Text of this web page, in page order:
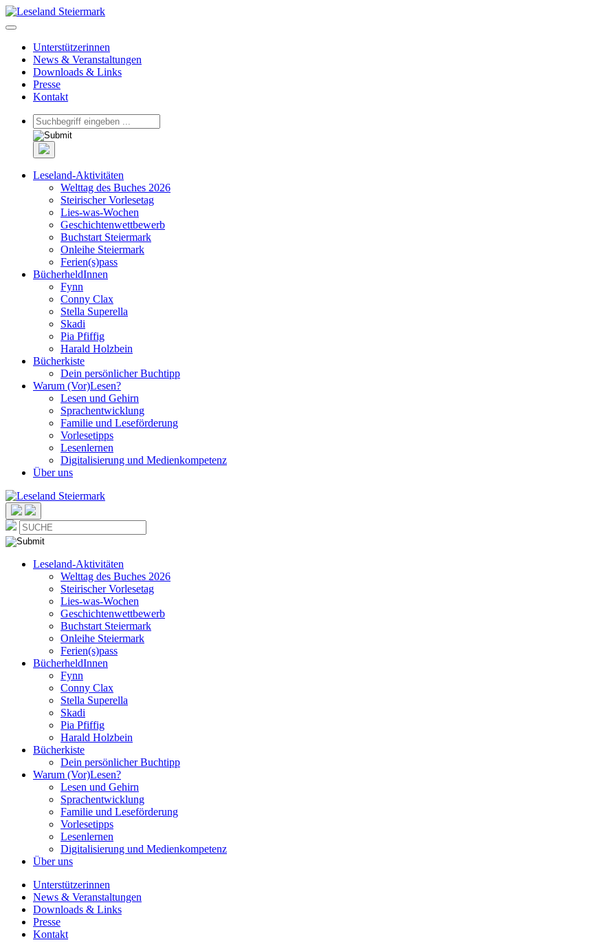
Unterstützerinnen
News & Veranstaltungen
Downloads & Links
Presse
Kontakt
Leseland-Aktivitäten
Welttag des Buches 2026
Steirischer Vorlesetag
Lies-was-Wochen
Geschichtenwettbewerb
Buchstart Steiermark
Onleihe Steiermark
Ferien(s)pass
BücherheldInnen
Fynn
Conny Clax
Stella Superella
Skadi
Pia Pfiffig
Harald Holzbein
Bücherkiste
Dein persönlicher Buchtipp
Warum (Vor)Lesen?
Lesen und Gehirn
Sprachentwicklung
Familie und Leseförderung
Vorlesetipps
Lesenlernen
Digitalisierung und Medienkompetenz
Über uns
Leseland-Aktivitäten
Welttag des Buches 2026
Steirischer Vorlesetag
Lies-was-Wochen
Geschichtenwettbewerb
Buchstart Steiermark
Onleihe Steiermark
Ferien(s)pass
BücherheldInnen
Fynn
Conny Clax
Stella Superella
Skadi
Pia Pfiffig
Harald Holzbein
Bücherkiste
Dein persönlicher Buchtipp
Warum (Vor)Lesen?
Lesen und Gehirn
Sprachentwicklung
Familie und Leseförderung
Vorlesetipps
Lesenlernen
Digitalisierung und Medienkompetenz
Über uns
Unterstützerinnen
News & Veranstaltungen
Downloads & Links
Presse
Kontakt